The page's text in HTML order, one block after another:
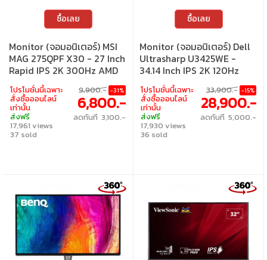
ซื้อเลย
Monitor (จอมอนิเตอร์) MSI
MAG 275QPF X30 - 27 Inch
Rapid IPS 2K 300Hz AMD
FreeSync Premium
โปรโมชั่นนี้เฉพาะ
สั่งซื้อออนไลน์
เท่านั้น
ส่งฟรี
17,961 views
37 sold
9,900.- -31%
6,800.-
ลดทันที 3,100.-
ซื้อเลย
Monitor (จอมอนิเตอร์) Dell
Ultrasharp U3425WE -
34.14 Inch IPS 2K 120Hz
Curved Thunderbolt 4
โปรโมชั่นนี้เฉพาะ
สั่งซื้อออนไลน์
เท่านั้น
ส่งฟรี
17,930 views
36 sold
33,900.- -15%
28,900.-
ลดทันที 5,000.-